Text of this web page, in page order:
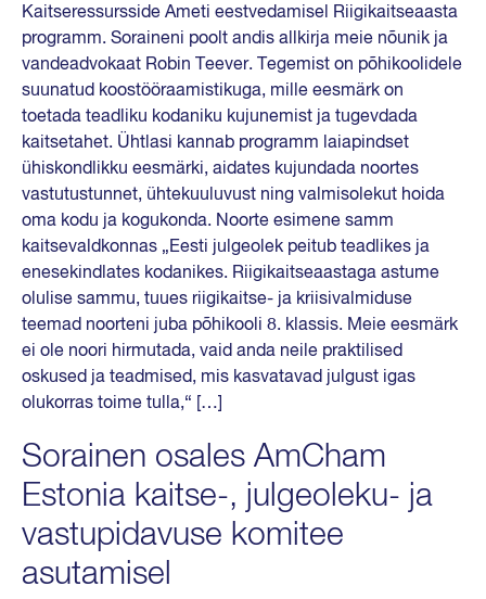
Kaitseressursside Ameti eestvedamisel Riigikaitseaasta
programm. Soraineni poolt andis allkirja meie nõunik ja
vandeadvokaat Robin Teever. Tegemist on põhikoolidele
suunatud koostööraamistikuga, mille eesmärk on
toetada teadliku kodaniku kujunemist ja tugevdada
kaitsetahet. Ühtlasi kannab programm laiapindset
ühiskondlikku eesmärki, aidates kujundada noortes
vastutustunnet, ühtekuuluvust ning valmisolekut hoida
oma kodu ja kogukonda. Noorte esimene samm
kaitsevaldkonnas „Eesti julgeolek peitub teadlikes ja
enesekindlates kodanikes. Riigikaitseaastaga astume
olulise sammu, tuues riigikaitse- ja kriisivalmiduse
teemad noorteni juba põhikooli 8. klassis. Meie eesmärk
ei ole noori hirmutada, vaid anda neile praktilised
oskused ja teadmised, mis kasvatavad julgust igas
olukorras toime tulla,“ […]
Sorainen osales AmCham
Estonia kaitse-, julgeoleku- ja
vastupidavuse komitee
asutamisel